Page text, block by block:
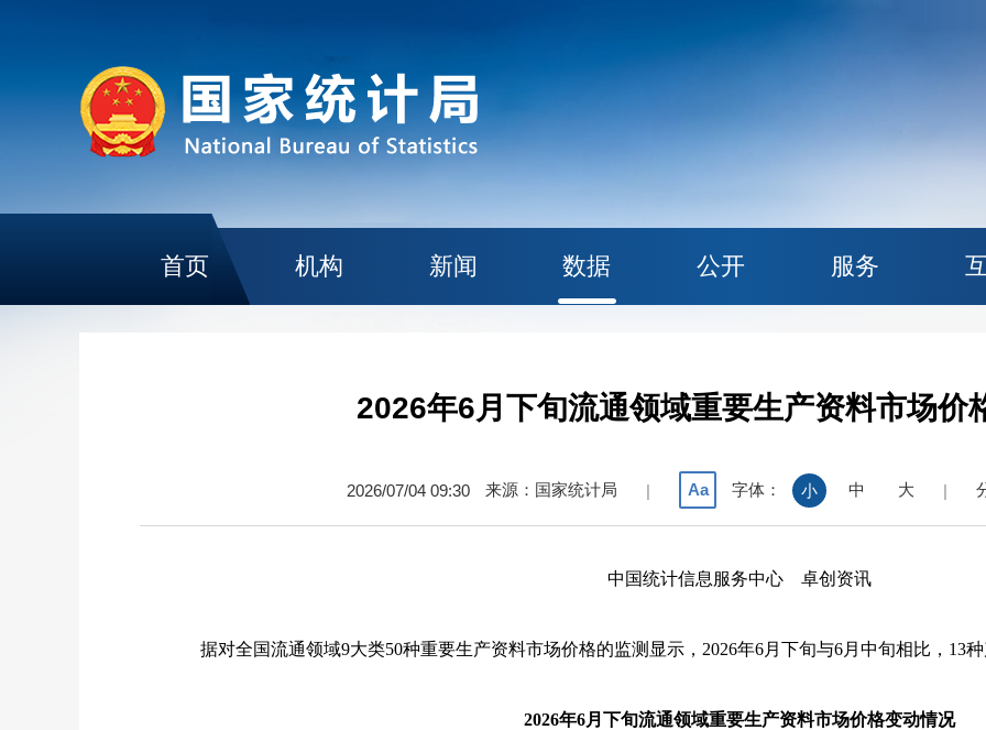
首页 机构 新闻 数据 公开 服务
2026年6月下旬流通领域重要生产资料市场价
2026/07/04 09:30 来源：国家统计局 | Aa 字体： 小 中 大 |
中国统计信息服务中心 卓创资讯
据对全国流通领域9大类50种重要生产资料市场价格的监测显示， 2026年6月下旬与6月中旬相比， 13
2026年6月下旬流通领域重要生产资料市场价格变动情况